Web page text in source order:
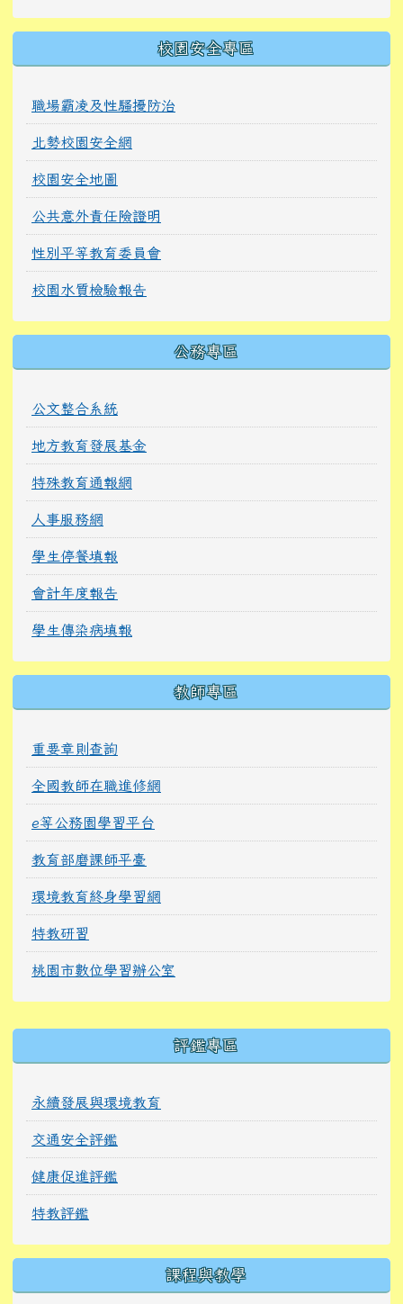
校園安全專區
職場霸凌及性騷擾防治
北勢校園安全網
校園安全地圖
公共意外責任險證明
性別平等教育委員會
校園水質檢驗報告
公務專區
公文整合系統
地方教育發展基金
特殊教育通報網
人事服務網
學生停餐填報
會計年度報告
學生傳染病填報
教師專區
重要章則查詢
全國教師在職進修網
e等公務園學習平台
教育部磨課師平臺
環境教育終身學習網
特教研習
桃園市數位學習辦公室
評鑑專區
永續發展與環境教育
交通安全評鑑
健康促進評鑑
特教評鑑
課程與教學